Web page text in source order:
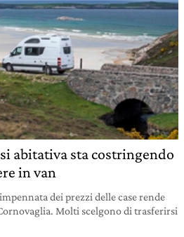
abitativa sta costringendo
in van
dei prezzi delle case rende
Molti scelgono di trasferirsi